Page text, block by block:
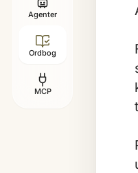
Agenter
Ordbog
MCP